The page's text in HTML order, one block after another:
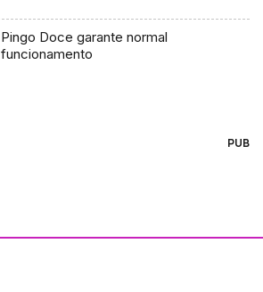
Pingo Doce garante normal
funcionamento
PUB